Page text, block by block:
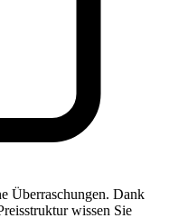
Überraschungen. Dank
wissen Sie